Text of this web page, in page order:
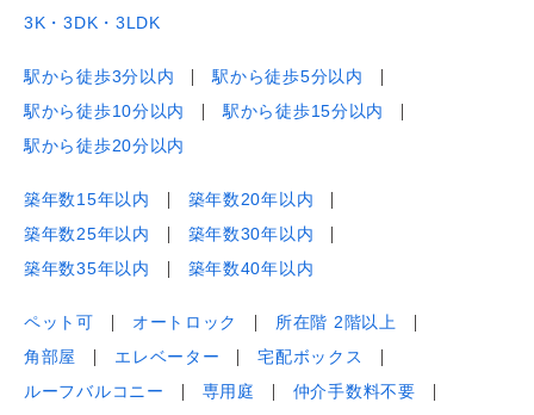
3K・3DK・3LDK
駅から徒歩3分以内
駅から徒歩5分以内
駅から徒歩10分以内
駅から徒歩15分以内
駅から徒歩20分以内
築年数15年以内
築年数20年以内
築年数25年以内
築年数30年以内
築年数35年以内
築年数40年以内
ペット可 オートロック
所在階 2階以上
角部屋
エレベーター
宅配ボックス
ルーフバルコニー
専用庭
仲介手数料不要